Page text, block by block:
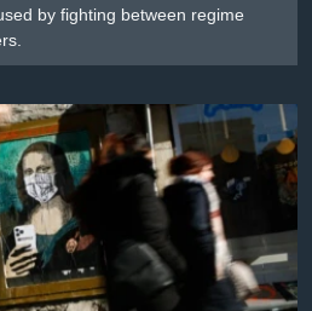
by fighting between regime